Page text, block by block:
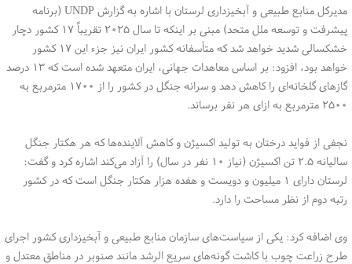
مدیرکل منابع طبیعی و آبخیزداری لرستان با اشاره به گزارش UNDP (برنامه
پیشرفت و توسعه ملل متحد) مبنی بر اینکه تا سال ۲۰۲۵ تقریباً ۱۷ کشور دچار
خشکسالی شدید خواهد شد که متأسفانه کشور ایران نیز جزء این ۱۷ کشور
خواهد بود، افزود: بر اساس معاهدات جهانی، ایران متعهد شده است که ۱۳ درصد
گازهای گلخانه‌ای را کاهش دهد و سرانه جنگل در کشور را از ۱۷۰۰ مترمربع به
۲۵۰۰ مترمربع به ازای هر نفر برساند.
نجفی از فواید درختان به تولید اکسیژن و کاهش آلاینده‌ها که هر هکتار جنگل
سالیانه ۲.۵ تن اکسیژن (نیاز ۱۰ نفر در سال) را آزاد می‌کند اشاره کرد و گفت:
لرستان دارای ۱ میلیون و دویست و هفده هزار هکتار جنگل است که در کشور
رتبه دوم از نظر مساحت را دارد.
وی اضافه کرد: یکی از سیاست‌های سازمان منابع طبیعی و آبخیزداری کشور اجرای
طرح زراعت چوب با کاشت گونه‌های سریع الرشد مانند صنوبر در مناطق معتدل و